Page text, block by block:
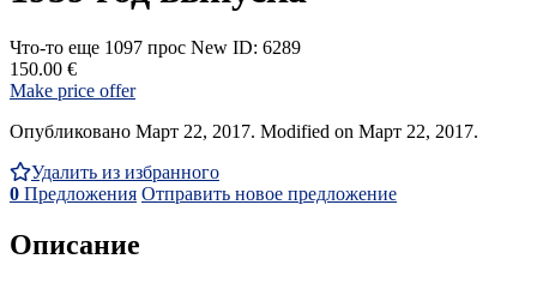
Что-то еще 1097 прос New ID: 6289
150.00 €
Make price offer
Опубликовано Март 22, 2017. Modified on Март 22, 2017.
Удалить из избранного
0 Предложения Отправить новое предложение
Описание